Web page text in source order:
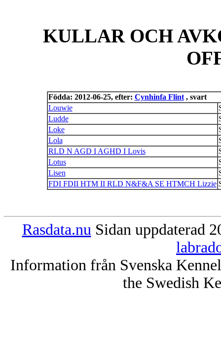
KULLAR OCH
Födda: 2012-06-25, efter: Cynhinfa Flint, svart
Louwie
Ludde
Loke
Lola
RLD N AGD I AGHD I Lovis
Lotus
Lisen
FDI FDII HTM II RLD N&F&A SE HTMCH Lizzie
Rasdata.nu Sidan uppdaterad
Information från Svenska
the Swedish